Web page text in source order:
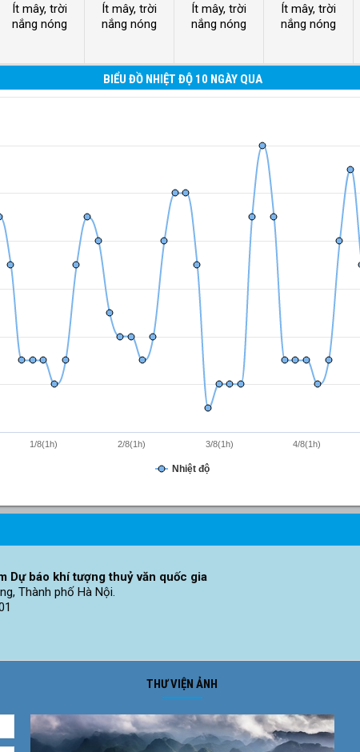
Ít mây, trời
nắng nóng
Ít mây, trời
nắng nóng
Ít mây, trời
nắng nóng
Ít mây, trời
nắng nóng
BIỂU ĐỒ NHIỆT ĐỘ 10 NGÀY QUA
Nhiệt độ
1/8(1h) 2/8(1h) 3/8(1h) 4/8(1h)
Dự báo khí tượng thuỷ văn quốc gia
Thành phố Hà Nội.
THƯ VIỆN ẢNH